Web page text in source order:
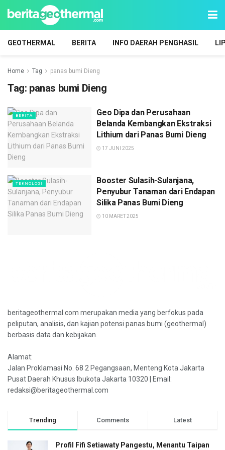
GEOTHERMAL BERITA INFO DAERAH PENGHASIL
Home Tag panas bumi Dieng
Tag: panas bumi Dieng
BERITA
Geo Dipa dan Perusahaan
Belanda Kembangkan Ekstraksi
Lithium dari Panas Bumi Dieng
17 JUNI 2025
TEKNOLOGI
Booster Sulasih-Sulanjana,
Penyubur Tanaman dari Endapan
Silika Panas Bumi Dieng
10 MARET 2025
beritageothermal.com merupakan media yang berfokus pada
peliputan, analisis, dan kajian potensi panas bumi (geothermal)
berbasis data dan kebijakan.
Alamat:
Jalan Proklamasi No. 68 2 Pegangsaan, Menteng Kota Jakarta
Pusat Daerah Khusus Ibukota Jakarta 10320 | Email:
redaksi@beritageothermal.com
Trending Comments Latest
Profil Fifi Setiawaty Pangestu, Menantu Taipan